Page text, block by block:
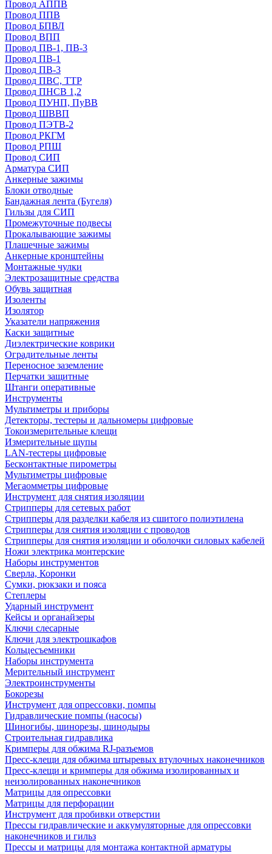
Провод АППВ
Провод ППВ
Провод БПВЛ
Провод ВПП
Провод ПВ-1, ПВ-3
Провод ПВ-1
Провод ПВ-3
Провод ПВС, ТТР
Провод ПНСВ 1,2
Провод ПУНП, ПуВВ
Провод ШВВП
Провод ПЭТВ-2
Провод РКГМ
Провод РПШ
Провод СИП
Арматура СИП
Анкерные зажимы
Блоки отводные
Бандажная лента (Бугеля)
Гильзы для СИП
Промежуточные подвесы
Прокалывающие зажимы
Плашечные зажимы
Анкерные кронштейны
Монтажные чулки
Электрозащитные средства
Обувь защитная
Изоленты
Изолятор
Указатели напряжения
Каски защитные
Диэлектрические коврики
Оградительные ленты
Переносное заземление
Перчатки защитные
Штанги оперативные
Инструменты
Мультиметры и приборы
Детекторы, тестеры и дальномеры цифровые
Токоизмерительные клещи
Измерительные щупы
LAN-тестеры цифровые
Бесконтактные пирометры
Мультиметры цифровые
Мегаомметры цифровые
Инструмент для снятия изоляции
Стрипперы для сетевых работ
Стрипперы для разделки кабеля из сшитого полиэтилена
Cтрипперы для снятия изоляции с проводов
Стрипперы для снятия изоляции и оболочки силовых кабелей
Ножи электрика монтерские
Наборы инструментов
Сверла, Коронки
Сумки, рюкзаки и пояса
Степлеры
Ударный инструмент
Кейсы и органайзеры
Ключи слесарные
Ключи для электрошкафов
Кольцесъемники
Наборы инструмента
Мерительный инструмент
Электроинструменты
Бокорезы
Инструмент для опрессовки, помпы
Гидравлические помпы (насосы)
Шиногибы, шинорезы, шинодыры
Строительная гидравлика
Кримперы для обжима RJ-разъемов
Пресс-клещи для обжима штыревых втулочных наконечников
Пресс-клещи и кримперы для обжима изолированных и
неизолированных наконечников
Матрицы для опрессовки
Матрицы для перфорации
Инструмент для пробивки отверстии
Прессы гидравлические и аккумуляторные для опрессовки
наконечников и гильз
Прессы и матрицы для монтажа контактной арматуры